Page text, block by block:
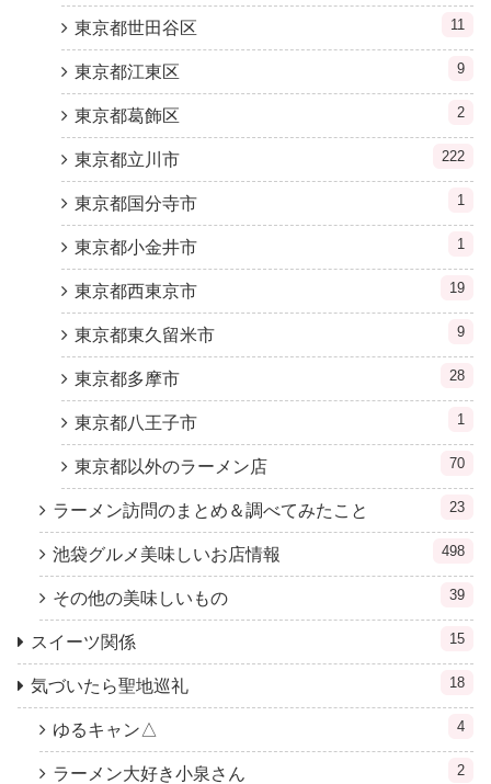
東京都世田谷区 11
東京都江東区 9
東京都葛飾区 2
東京都立川市 222
東京都国分寺市 1
東京都小金井市 1
東京都西東京市 19
東京都東久留米市 9
東京都多摩市 28
東京都八王子市 1
東京都以外のラーメン店 70
ラーメン訪問のまとめ＆調べてみたこと 23
池袋グルメ美味しいお店情報 498
その他の美味しいもの 39
スイーツ関係 15
気づいたら聖地巡礼 18
ゆるキャン△ 4
ラーメン大好き小泉さん 2